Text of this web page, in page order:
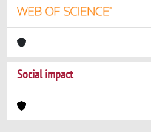
Social impact